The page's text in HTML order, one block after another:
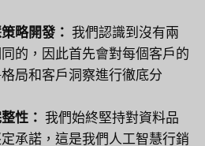
略開發： 我們認識到沒有兩
的，因此首先會對每個客戶的
局和客戶洞察進行徹底分
性： 我們始終堅持對資料品
承諾，這是我們人工智慧行銷